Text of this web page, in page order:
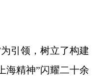
为引领，树立了构建
海精神”闪耀二十余